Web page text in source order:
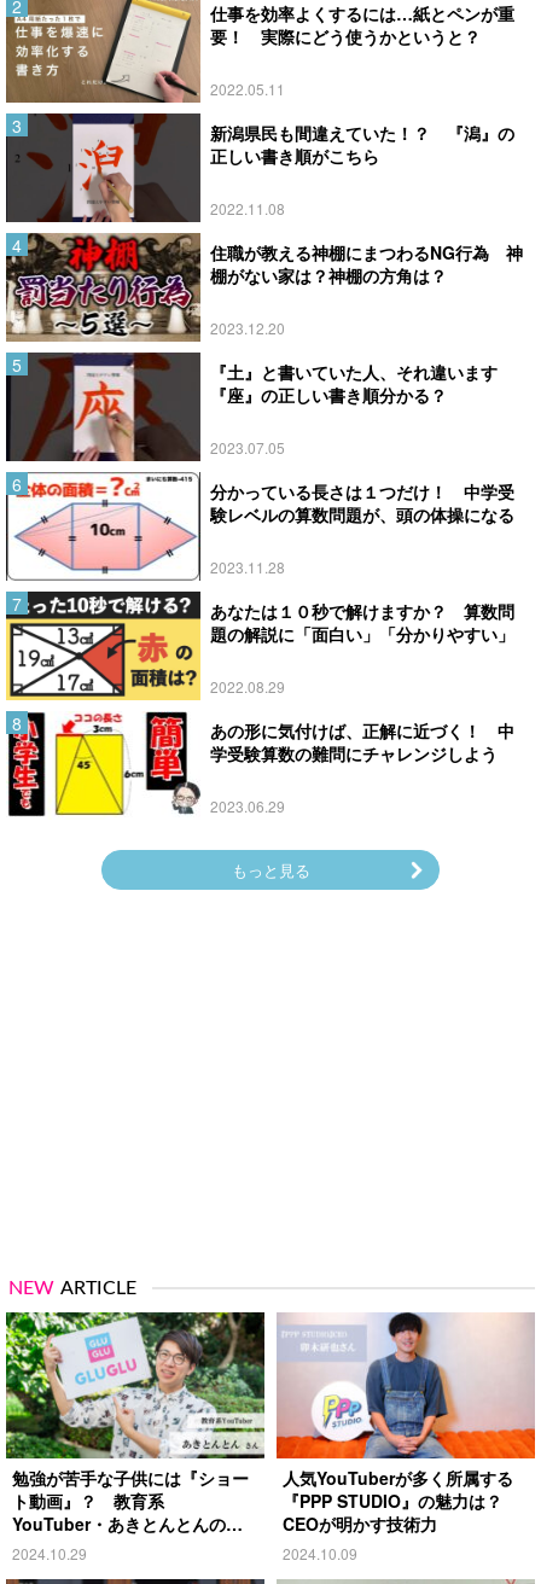
仕事を効率よくするには…紙とペンが重
要！ 実際にどう使うかというと？
2022.05.11
新潟県民も間違えていた！？ 『潟』の
正しい書き順がこちら
2022.11.08
住職が教える神棚にまつわるNG行為 神
棚がない家は？神棚の方角は？
2023.12.20
『土』と書いていた人、それ違います
『座』の正しい書き順分かる？
2023.07.05
分かっている長さは１つだけ！ 中学受
験レベルの算数問題が、頭の体操になる
2023.11.28
あなたは１０秒で解けますか？ 算数問
題の解説に「面白い」「分かりやすい」
2022.08.29
あの形に気付けば、正解に近づく！ 中
学受験算数の難問にチャレンジしよう
2023.06.29
もっと見る
NEW ARTICLE
勉強が苦手な子供には『ショー
ト動画』？ 教育系
YouTuber・あきとんとんの戦
略とは
2024.10.29
人気YouTuberが多く所属する
『PPP STUDIO』の魅力は？
CEOが明かす技術力
2024.10.09